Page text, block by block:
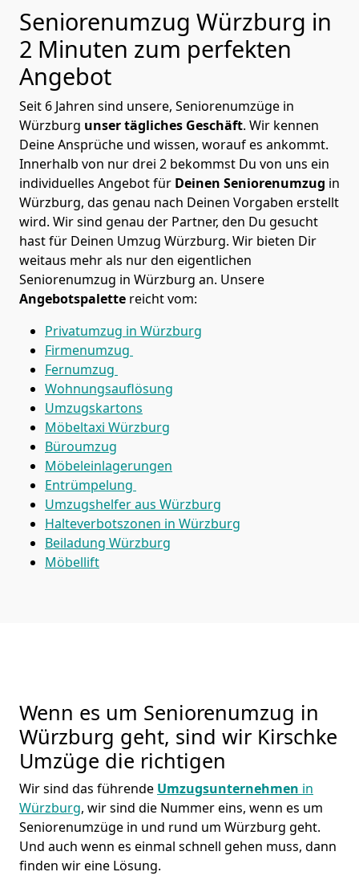
Seniorenumzug Würzburg in
2 Minuten zum perfekten
Angebot
Seit 6 Jahren sind unsere, Seniorenumzüge in
Würzburg unser tägliches Geschäft. Wir kennen
Deine Ansprüche und wissen, worauf es ankommt.
Innerhalb von nur drei 2 bekommst Du von uns ein
individuelles Angebot für Deinen Seniorenumzug in
Würzburg, das genau nach Deinen Vorgaben erstellt
wird. Wir sind genau der Partner, den Du gesucht
hast für Deinen Umzug Würzburg. Wir bieten Dir
weitaus mehr als nur den eigentlichen
Seniorenumzug in Würzburg an. Unsere
Angebotspalette reicht vom:
Privatumzug in Würzburg
Firmenumzug
Fernumzug
Wohnungsauflösung
Umzugskartons
Möbeltaxi Würzburg
Büroumzug
Möbeleinlagerungen
Entrümpelung
Umzugshelfer aus Würzburg
Halteverbotszonen in Würzburg
Beiladung Würzburg
Möbellift
Wenn es um Seniorenumzug in
Würzburg geht, sind wir Kirschke
Umzüge die richtigen
Wir sind das führende Umzugsunternehmen in
Würzburg, wir sind die Nummer eins, wenn es um
Seniorenumzüge in und rund um Würzburg geht.
Und auch wenn es einmal schnell gehen muss, dann
finden wir eine Lösung.